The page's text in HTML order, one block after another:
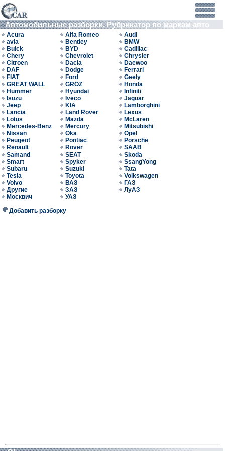
Автомобильные разборки. Рубрикатор по маркам авто
Acura Alfa Romeo
Audi
avia
Bentley
BMW
Buick
BYD
Cadillac
Chery
Chevrolet
Chrysler
Citroen
Dacia
Daewoo
DAF
Dodge
Ferrari
FIAT
Ford
Geely
GREAT WALL
GROZ
Honda
Hummer
Hyundai
Infiniti
Isuzu
Iveco
Jaguar
Jeep
KIA
Lamborghini
Lancia
Land Rover
Lexus
Lotus
Mazda
McLaren
Mercedes-Benz
Mercury
Mitsubishi
Nissan
Oka
Opel
Peugeot
Pontiac
Porsche
Renault
Rover
SAAB
Samand
SEAT
Skoda
Smart
Spyker
SsangYong
Subaru
Suzuki
Tata
Tesla
Toyota
Volkswagen
Volvo
ВАЗ
ГАЗ
Другие
ЗАЗ
ЛуАЗ
Москвич
УАЗ
Добавить разборку